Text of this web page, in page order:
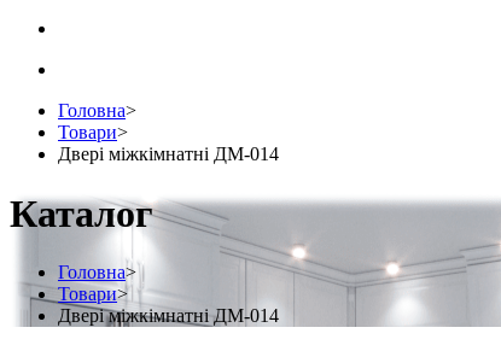
Головна>
Товари>
Двері міжкімнатні ДМ-014
Каталог
Головна>
Товари>
Двері міжкімнатні ДМ-014